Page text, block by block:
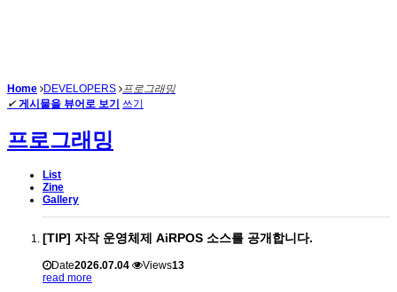
Home DEVELOPERS 프로그래밍
✔ 게시물을 뷰어로 보기 쓰기
프로그래밍
List
Zine
Gallery
[TIP] 자작 운영체제 AiRPOS 소스를 공개합니다.
Date2026.07.04 Views13
read more